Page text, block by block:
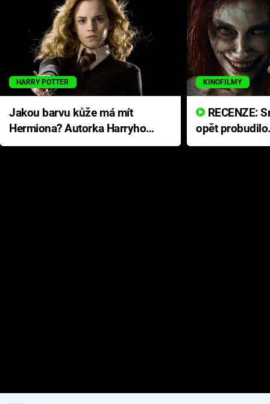
HARRY POTTER
Jakou barvu kůže má mít
Hermiona? Autorka Harryho
Pottera přišla s ráznou
KINOFILMY
opět
přichází s